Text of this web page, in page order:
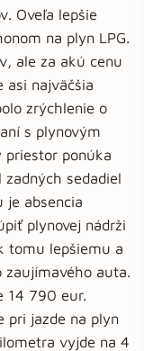
Oveľa lepšie
na plyn LPG.
ale za akú cenu
asi najväčšia
zrýchlenie o
s plynovým
priestor ponúka
sedadiel
je absencia
plynovej nádrži
tomu lepšiemu a
auta.
14 790 eur.
pri jazde na plyn
vyjde na 4